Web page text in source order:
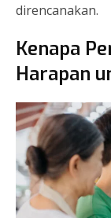
direncanakan.
Kenapa
Harapan